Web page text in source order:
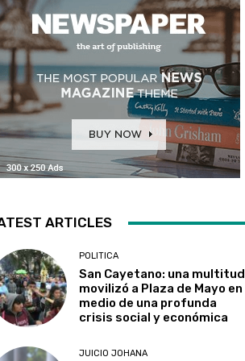
ARTICLES
POLITICA
San Cayetano: una multitud
movilizó a Plaza de Mayo en
medio de una profunda
crisis social y económica
JUICIO JOHANA